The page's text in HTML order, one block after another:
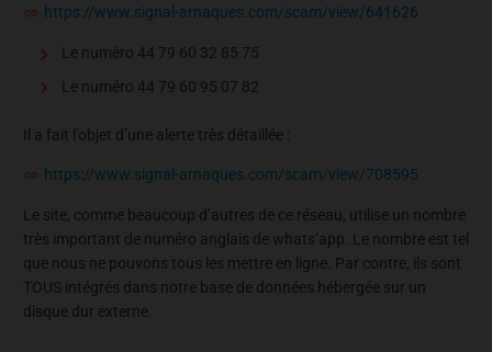
https://www.signal-arnaques.com/scam/view/641626
Le numéro 44 79 60 32 85 75
Le numéro 44 79 60 95 07 82
Il a fait l’objet d’une alerte très détaillée :
https://www.signal-arnaques.com/scam/view/708595
Le site, comme beaucoup d’autres de ce réseau, utilise un nombre
très important de numéro anglais de whats’app. Le nombre est tel
que nous ne pouvons tous les mettre en ligne. Par contre, ils sont
TOUS intégrés dans notre base de données hébergée sur un
disque dur externe.